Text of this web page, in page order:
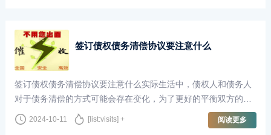
签订债权债务清偿协议要注意什么
签订债权债务清偿协议要注意什么实际生活中，债权人和债务人
对于债务清偿的方式可能会存在变化，为了更好的平衡双方的利
益，双方会协商，就清偿达成一致意见后需签订权债务清偿协
议。那么签订债权债务清偿协议要注意···
2024-10-11 [list:visits] + 阅读更多